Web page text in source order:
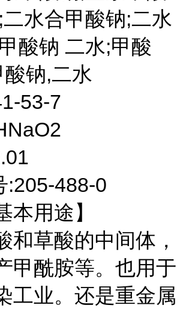
水合甲酸钠;二水
酸钠 二水;甲酸
钠,二水
53-7
:205-488-0
本用途】
和草酸的中间体，
甲酰胺等。也用于
工业。还是重金属